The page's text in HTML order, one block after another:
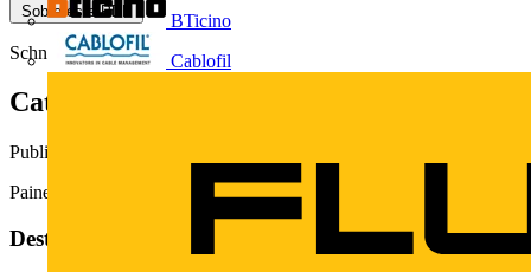
BTicino
Cablofil
Sobre este PDF
Schneider Electric
Catálogo Painel de MT: PIX
Publicado: 4 de junho de 2014
Painel de Distribuição em MT - AIS
Deste documento